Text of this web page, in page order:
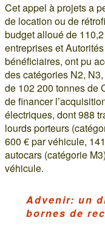
Cet appel à projets a
de location ou de
budget alloué de
entreprises et
bénéficiaires, ont pu
des catégories N2,
de 102 200 tonnes de
de financer
électriques, dont 988
lourds porteurs
600 € par véhicule,
autocars (catégorie
véhicule.
Advenir: un
bornes de